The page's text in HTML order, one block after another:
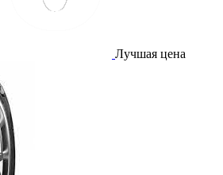
Лучшая цена